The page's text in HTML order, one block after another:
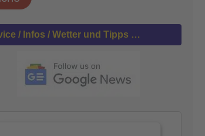
/ Infos / Wetter und Tipps …